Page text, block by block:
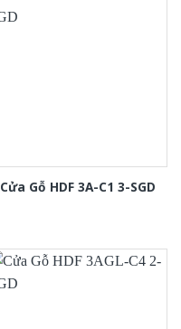
Cửa Gỗ HDF 3A-C1 3-SGD